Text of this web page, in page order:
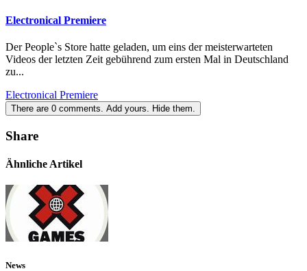
Electronical Premiere
Der People`s Store hatte geladen, um eins der meisterwarteten
Videos der letzten Zeit gebührend zum ersten Mal in Deutschland
zu...
Electronical Premiere
There are 0 comments. Add yours. Hide them.
Share
Ähnliche Artikel
News